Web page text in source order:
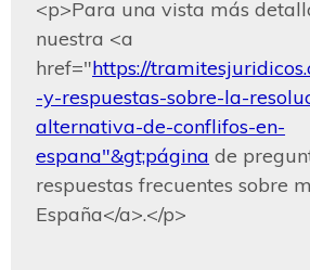
<p>Para una vista más
nuestra <a
href="https://
-y-respuestas-sobre-la-
alternativa-de-conflifos-en-
espana"&gt;página de
respuestas frecuentes sobre
España</a>.</p>